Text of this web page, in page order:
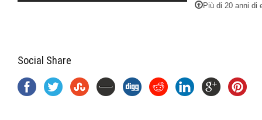
Più di 20 anni di
Social Share